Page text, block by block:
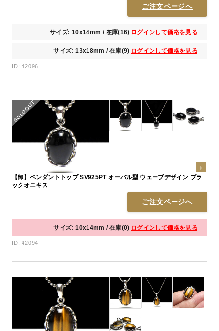
ご注文ページへ
サイズ: 10x14mm / 在庫(16) ログインして価格を見る
サイズ: 13x18mm / 在庫(9) ログインして価格を見る
ID: 42096
【卸】ペンダントトップ SV925PT オーバル型 ウェーブデザイン ブラ
ックオニキス
ご注文ページへ
サイズ: 10x14mm / 在庫(0) ログインして価格を見る
ID: 42094